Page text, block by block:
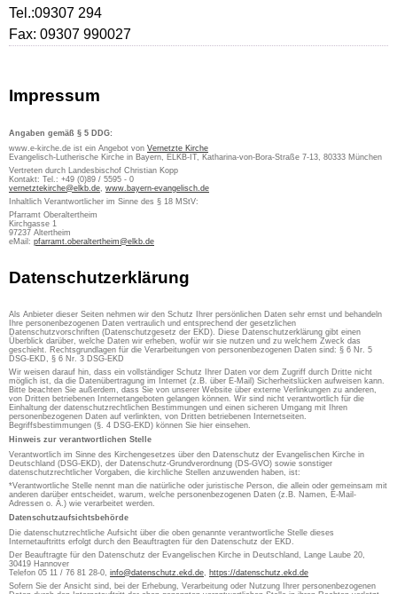
Tel.:09307 294
Fax: 09307 990027
Impressum
Angaben gemäß § 5 DDG:
www.e-kirche.de ist ein Angebot von Vernetzte Kirche
Evangelisch-Lutherische Kirche in Bayern, ELKB-IT, Katharina-von-Bora-Straße 7-13, 80333 München
Vertreten durch Landesbischof Christian Kopp
Kontakt: Tel.: +49 (0)89 / 5595 - 0
vernetztekirche@elkb.de, www.bayern-evangelisch.de
Inhaltlich Verantwortlicher im Sinne des § 18 MStV:
Pfarramt Oberaltertheim
Kirchgasse 1
97237 Altertheim
eMail: pfarramt.oberaltertheim@elkb.de
Datenschutzerklärung
Als Anbieter dieser Seiten nehmen wir den Schutz Ihrer persönlichen Daten sehr ernst und behandeln
Ihre personenbezogenen Daten vertraulich und entsprechend der gesetzlichen
Datenschutzvorschriften (Datenschutzgesetz der EKD). Diese Datenschutzerklärung gibt einen
Überblick darüber, welche Daten wir erheben, wofür wir sie nutzen und zu welchem Zweck das
geschieht. Rechtsgrundlagen für die Verarbeitungen von personenbezogenen Daten sind: § 6 Nr. 5
DSG-EKD, § 6 Nr. 3 DSG-EKD
Wir weisen darauf hin, dass ein vollständiger Schutz Ihrer Daten vor dem Zugriff durch Dritte nicht
möglich ist, da die Datenübertragung im Internet (z.B. über E-Mail) Sicherheitslücken aufweisen kann.
Bitte beachten Sie außerdem, dass Sie von unserer Website über externe Verlinkungen zu anderen,
von Dritten betriebenen Internetangeboten gelangen können. Wir sind nicht verantwortlich für die
Einhaltung der datenschutzrechtlichen Bestimmungen und einen sicheren Umgang mit Ihren
personenbezogenen Daten auf verlinkten, von Dritten betriebenen Internetseiten.
Begriffsbestimmungen (§. 4 DSG-EKD) können Sie hier einsehen.
Hinweis zur verantwortlichen Stelle
Verantwortlich im Sinne des Kirchengesetzes über den Datenschutz der Evangelischen Kirche in
Deutschland (DSG-EKD), der Datenschutz-Grundverordnung (DS-GVO) sowie sonstiger
datenschutzrechtlicher Vorgaben, die kirchliche Stellen anzuwenden haben, ist:
*Verantwortliche Stelle nennt man die natürliche oder juristische Person, die allein oder gemeinsam mit
anderen darüber entscheidet, warum, welche personenbezogenen Daten (z.B. Namen, E-Mail-
Adressen o. Ä.) wie verarbeitet werden.
Datenschutzaufsichtsbehörde
Die datenschutzrechtliche Aufsicht über die oben genannte verantwortliche Stelle dieses
Internetauftritts erfolgt durch den Beauftragten für den Datenschutz der EKD.
Der Beauftragte für den Datenschutz der Evangelischen Kirche in Deutschland, Lange Laube 20,
30419 Hannover
Telefon 05 11 / 76 81 28-0, info@datenschutz.ekd.de, https://datenschutz.ekd.de
Sofern Sie der Ansicht sind, bei der Erhebung, Verarbeitung oder Nutzung Ihrer personenbezogenen